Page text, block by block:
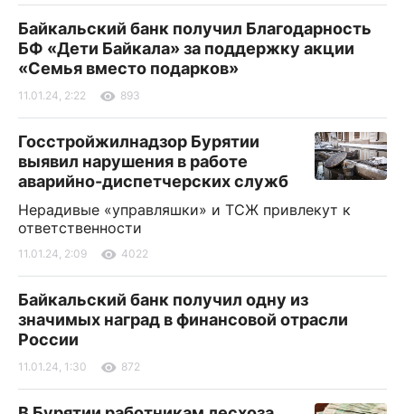
Байкальский банк получил Благодарность
БФ «Дети Байкала» за поддержку акции
«Семья вместо подарков»
11.01.24, 2:22 893
Госстройжилнадзор Бурятии
выявил нарушения в работе
аварийно-диспетчерских служб
Нерадивые «управляшки» и ТСЖ привлекут к
ответственности
11.01.24, 2:09 4022
Байкальский банк получил одну из
значимых наград в финансовой отрасли
России
11.01.24, 1:30 872